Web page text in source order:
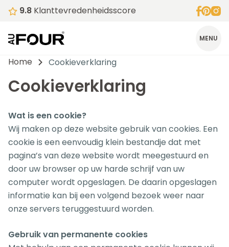
9.8 Klanttevredenheidsscore
MENU
Home Cookieverklaring
Cookieverklaring
Wat is een cookie?
Wij maken op deze website gebruik van cookies. Een
cookie is een eenvoudig klein bestandje dat met
pagina’s van deze website wordt meegestuurd en
door uw browser op uw harde schrijf van uw
computer wordt opgeslagen. De daarin opgeslagen
informatie kan bij een volgend bezoek weer naar
onze servers teruggestuurd worden.
Gebruik van permanente cookies